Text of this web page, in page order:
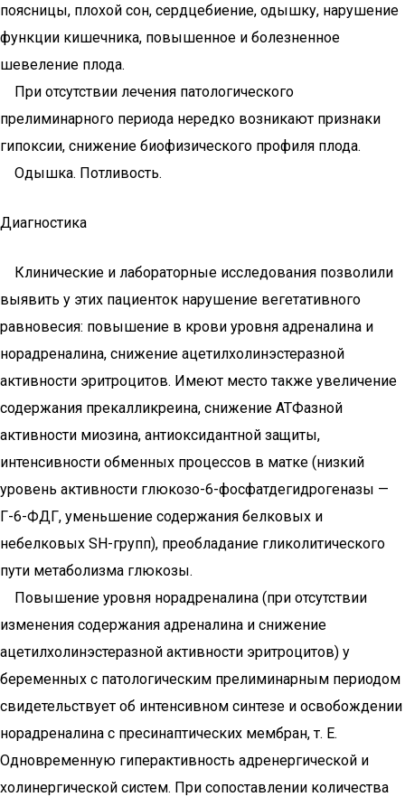
поясницы, плохой сон, сердцебиение, одышку, нарушение
функции кишечника, повышенное и болезненное
шевеление плода.
При отсутствии лечения патологического
прелиминарного периода нередко возникают признаки
гипоксии, снижение биофизического профиля плода.
Одышка. Потливость.
Диагностика
Клинические и лабораторные исследования позволили
выявить у этих пациенток нарушение вегетативного
равновесия: повышение в крови уровня адреналина и
норадреналина, снижение ацетилхолинэстеразной
активности эритроцитов. Имеют место также увеличение
содержания прекалликреина, снижение АТФазной
активности миозина, антиоксидантной защиты,
интенсивности обменных процессов в матке (низкий
уровень активности глюкозо-6-фосфатдегидрогеназы —
Г-6-ФДГ, уменьшение содержания белковых и
небелковых SH-групп), преобладание гликолитического
пути метаболизма глюкозы.
Повышение уровня норадреналина (при отсутствии
изменения содержания адреналина и снижение
ацетилхолинэстеразной активности эритроцитов) у
беременных с патологическим прелиминарным периодом
свидетельствует об интенсивном синтезе и освобождении
норадреналина с пресинаптических мембран, т. Е.
Одновременную гиперактивность адренергической и
холинергической систем. При сопоставлении количества